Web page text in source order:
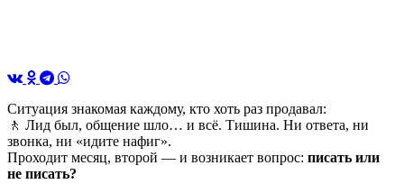
Ситуация знакомая каждому, кто хоть раз продавал:
🚶 Лид был, общение шло… и всё. Тишина. Ни ответа, ни
звонка, ни «идите нафиг».
Проходит месяц, второй — и возникает вопрос: писать или
не писать?